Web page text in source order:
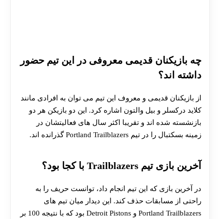
30 تا 50 درصد شارژ هدیه بیشتر فقط با ثبت نام در
چه بازیکنان قدیمی معروفی در این تیم حضور
داشته اند؟
از بازیکنان قدیمی و معروف این تیم می توان به افرادی مانند
کلاید درکسلر و بیل والتون اشاره کرد. این دو بازیکن هر دو
بازنشسته شده اند و تقریبا اکثر سال های فعالیتشان در
زمینه بسکتبال را در تیم Portland Trailblazers گذرانده اند.
آخرین بازی تیم Trailblazers با کجا بود؟
در آخرین بازی که این تیم انجام داد، توانست حریف را به
راحتی از مسابقات حذف کند. این دیدار میان تیم های
Portland Trailblazers و Detroit Pistons بود که با نتیجه 100 بر